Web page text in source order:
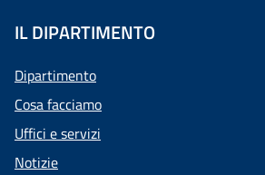
IL DIPARTIMENTO
Dipartimento
Cosa facciamo
Uffici e servizi
Notizie